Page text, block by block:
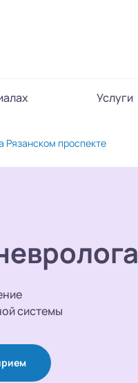
Услуги
Рязанском проспекте
системы